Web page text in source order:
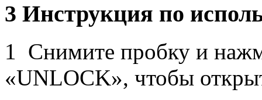
3 Инструкция по
1 Снимите пробку и
«UNLOCK», чтобы